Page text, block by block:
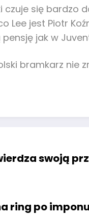
czuje się
jest Piotr
jak w
bramkarz
swoją
ring po